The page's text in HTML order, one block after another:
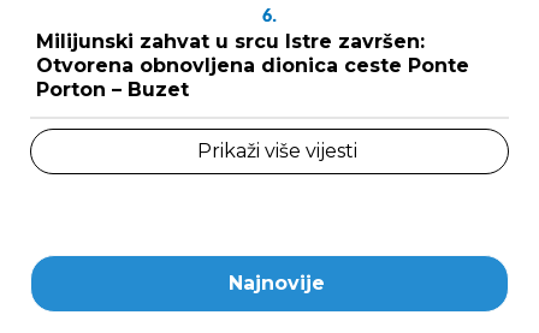
6.
Milijunski zahvat u srcu Istre završen:
Otvorena obnovljena dionica ceste Ponte
Porton – Buzet
Prikaži više vijesti
Najnovije